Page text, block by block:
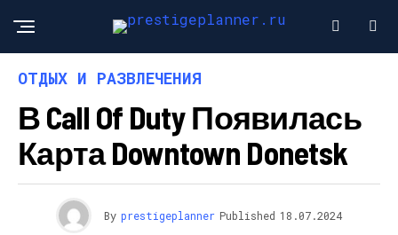
ОТДЫХ И РАЗВЛЕЧЕНИЯ
В Call Of Duty Появилась
Карта Downtown Donetsk
By prestigeplanner Published 18.07.2024